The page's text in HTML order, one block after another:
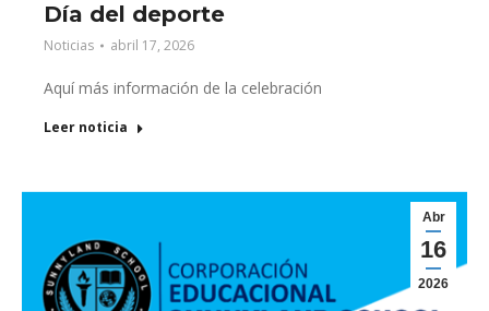
Día del deporte
Noticias abril 17, 2026
Aquí más información de la celebración
Leer noticia
Abr
16
2026